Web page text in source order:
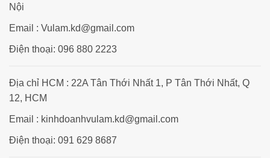
Nội
Email : Vulam.kd@gmail.com
Điện thoại: 096 880 2223
Địa chỉ HCM : 22A Tân Thới Nhất 1, P Tân Thới Nhất, Q
12, HCM
Email : kinhdoanhvulam.kd@gmail.com
Điện thoại: 091 629 8687